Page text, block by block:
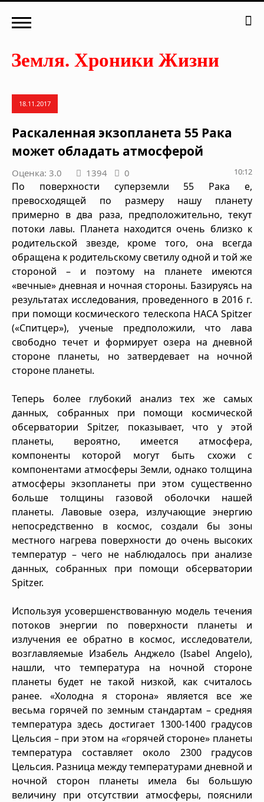
18.11.2017
Раскаленная экзопланета 55 Рака
может обладать атмосферой
Оценка: 3.0 1394 0 10:12
По поверхности суперземли 55 Рака е,
превосходящей по размеру нашу планету
примерно в два раза, предположительно, текут
потоки лавы. Планета находится очень близко к
родительской звезде, кроме того, она всегда
обращена к родительскому светилу одной и той же
стороной – и поэтому на планете имеются
«вечные» дневная и ночная стороны. Базируясь на
результатах исследования, проведенного в 2016 г.
при помощи космического телескопа НАСА Spitzer
(«Спитцер»), ученые предположили, что лава
свободно течет и формирует озера на дневной
стороне планеты, но затвердевает на ночной
стороне планеты.
Теперь более глубокий анализ тех же самых
данных, собранных при помощи космической
обсерватории Spitzer, показывает, что у этой
планеты, вероятно, имеется атмосфера,
компоненты которой могут быть схожи с
компонентами атмосферы Земли, однако толщина
атмосферы экзопланеты при этом существенно
больше толщины газовой оболочки нашей
планеты. Лавовые озера, излучающие энергию
непосредственно в космос, создали бы зоны
местного нагрева поверхности до очень высоких
температур – чего не наблюдалось при анализе
данных, собранных при помощи обсерватории
Spitzer.
Используя усовершенствованную модель течения
потоков энергии по поверхности планеты и
излучения ее обратно в космос, исследователи,
возглавляемые Изабель Анджело (Isabel Angelo),
нашли, что температура на ночной стороне
планеты будет не такой низкой, как считалось
ранее. «Холодна я сторона» является все же
весьма горячей по земным стандартам – средняя
температура здесь достигает 1300-1400 градусов
Цельсия – при этом на «горячей стороне» планеты
температура составляет около 2300 градусов
Цельсия. Разница между температурами дневной и
ночной сторон планеты имела бы большую
величину при отсутствии атмосферы, пояснили